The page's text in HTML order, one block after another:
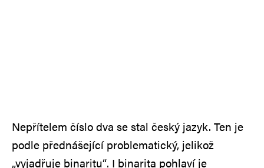
Nepřítelem číslo dva se stal český jazyk. Ten je
podle přednášející problematický, jelikož
„vyjadřuje binaritu“. I binarita pohlaví je